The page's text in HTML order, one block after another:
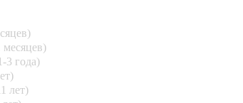
месяцев)
3 года)
лет)